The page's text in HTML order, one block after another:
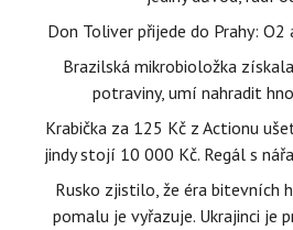
Don Toliver přijede do Prahy:
Brazilská mikrobioložka
potraviny, umí nahradit
Krabička za 125 Kč z Actionu
jindy stojí 10 000 Kč. Regál s
Rusko zjistilo, že éra bitevních
pomalu je vyřazuje. Ukrajinci je